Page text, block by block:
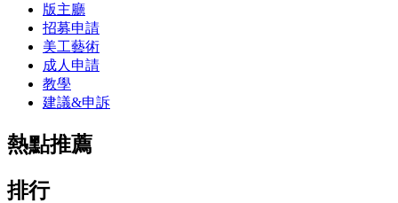
版主廳
招募申請
美工藝術
成人申請
教學
建議&申訴
熱點推薦
排行